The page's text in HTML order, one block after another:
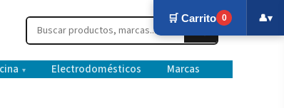
▾ Electrodomésticos Marcas
🛒 Carrito 0 👤▾